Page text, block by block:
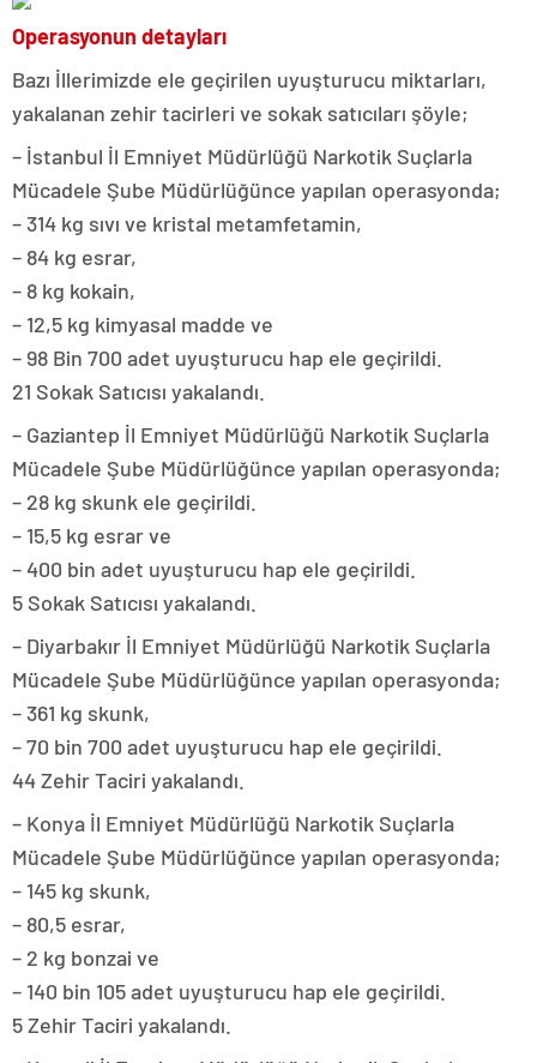
Operasyonun detayları
Bazı İllerimizde ele geçirilen uyuşturucu miktarları,
yakalanan zehir tacirleri ve sokak satıcıları şöyle;
– İstanbul İl Emniyet Müdürlüğü Narkotik Suçlarla
Mücadele Şube Müdürlüğünce yapılan operasyonda;
– 314 kg sıvı ve kristal metamfetamin,
– 84 kg esrar,
– 8 kg kokain,
– 12,5 kg kimyasal madde ve
– 98 Bin 700 adet uyuşturucu hap ele geçirildi.
21 Sokak Satıcısı yakalandı.
– Gaziantep İl Emniyet Müdürlüğü Narkotik Suçlarla
Mücadele Şube Müdürlüğünce yapılan operasyonda;
– 28 kg skunk ele geçirildi.
– 15,5 kg esrar ve
– 400 bin adet uyuşturucu hap ele geçirildi.
5 Sokak Satıcısı yakalandı.
– Diyarbakır İl Emniyet Müdürlüğü Narkotik Suçlarla
Mücadele Şube Müdürlüğünce yapılan operasyonda;
– 361 kg skunk,
– 70 bin 700 adet uyuşturucu hap ele geçirildi.
44 Zehir Taciri yakalandı.
– Konya İl Emniyet Müdürlüğü Narkotik Suçlarla
Mücadele Şube Müdürlüğünce yapılan operasyonda;
– 145 kg skunk,
– 80,5 esrar,
– 2 kg bonzai ve
– 140 bin 105 adet uyuşturucu hap ele geçirildi.
5 Zehir Taciri yakalandı.